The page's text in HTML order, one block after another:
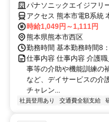
スです。研修制度も充実し
限あり）
パナソニックエイジフリ
ー上熊本・デイサービス
アクセス 熊本市電B系統
時給1,049円～1,111円
熊本県熊本市西区
勤務時間 基本勤務時間8
仕事内容 仕事内容 介護
事等の介助や機能訓練の
など、デイサービスの介
チャレン...
社員登用あり 交通費全額支給